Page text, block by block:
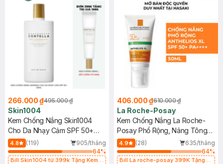
266.000 ₫495.000 ₫
Skin1004
Kem Chống Nắng Skin1004
Cho Da Nhạy Cảm SPF 50+
50ml
4.8 (119)
905/tháng
64%
Bill Skin1004 từ 399k Tặng Kem
406.000 ₫610.000 ₫
La Roche-Posay
Kem Chống Nắng La Roche-
Posay Phổ Rộng, Nâng Tông
Kiềm Dầu 50ml
4.9 (28)
635/tháng
64%
Bill La roche-posay 399K Tặng